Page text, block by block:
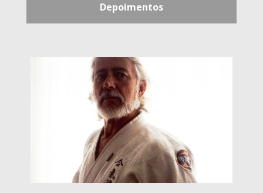
Depoimentos